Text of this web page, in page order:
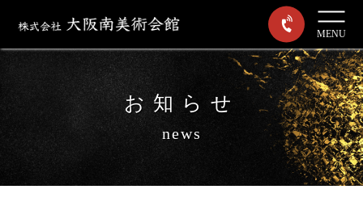
MENU
お知らせ
news